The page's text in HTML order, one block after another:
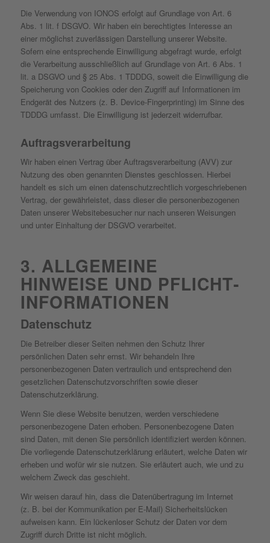
Die Verwendung von IONOS erfolgt auf Grundlage von Art. 6
Abs. 1 lit. f DSGVO. Wir haben ein berechtigtes Interesse an
einer möglichst zuverlässigen Darstellung unserer Website.
Sofern eine entsprechende Einwilligung abgefragt wurde, erfolgt
die Verarbeitung ausschließlich auf Grundlage von Art. 6 Abs. 1
lit. a DSGVO und § 25 Abs. 1 TDDDG, soweit die Einwilligung die
Speicherung von Cookies oder den Zugriff auf Informationen im
Endgerät des Nutzers (z. B. Device-Fingerprinting) im Sinne des
TDDDG umfasst. Die Einwilligung ist jederzeit widerrufbar.
Auftragsverarbeitung
Wir haben einen Vertrag über Auftragsverarbeitung (AVV) zur
Nutzung des oben genannten Dienstes geschlossen. Hierbei
handelt es sich um einen datenschutzrechtlich vorgeschriebenen
Vertrag, der gewährleistet, dass dieser die personenbezogenen
Daten unserer Websitebesucher nur nach unseren Weisungen
und unter Einhaltung der DSGVO verarbeitet.
3. ALLGEMEINE
HINWEISE UND PFLICHT­
INFORMATIONEN
Datenschutz
Die Betreiber dieser Seiten nehmen den Schutz Ihrer
persönlichen Daten sehr ernst. Wir behandeln Ihre
personenbezogenen Daten vertraulich und entsprechend den
gesetzlichen Datenschutzvorschriften sowie dieser
Datenschutzerklärung.
Wenn Sie diese Website benutzen, werden verschiedene
personenbezogene Daten erhoben. Personenbezogene Daten
sind Daten, mit denen Sie persönlich identifiziert werden können.
Die vorliegende Datenschutzerklärung erläutert, welche Daten wir
erheben und wofür wir sie nutzen. Sie erläutert auch, wie und zu
welchem Zweck das geschieht.
Wir weisen darauf hin, dass die Datenübertragung im Internet
(z. B. bei der Kommunikation per E-Mail) Sicherheitslücken
aufweisen kann. Ein lückenloser Schutz der Daten vor dem
Zugriff durch Dritte ist nicht möglich.